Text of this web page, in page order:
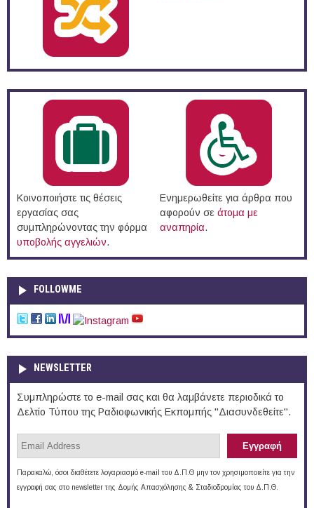
Κοινοποιήστε τις θέσεις
εργασίας σας
συμπληρώνοντας την φόρμα
υποβολής αγγελιών.
Ενημερωθείτε για άρθρα που
αφορούν σε άτομα με
αναπηρία.
FOLLOWME
NEWSLETTER
Συμπληρώστε το e-mail σας και θα λαμβάνετε περιοδικά το
Δελτίο Τύπου της Ραδιοφωνικής Εκπομπής "Διασυνδεθείτε".
Παρακαλώ, όσοι διαθέτετε λογαριασμό e-mail του Δ.Π.Θ μην τον χρησιμοποιείτε για την
εγγραφή σας στο newsletter της Δομής Απασχόλησης & Σταδιοδρομίας του Δ.Π.Θ.